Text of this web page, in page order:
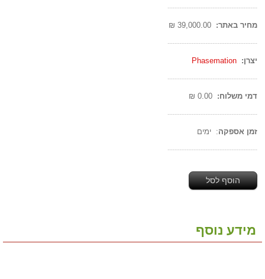
--------------------------------------
מחיר באתר:
--------------------------------------
יצרן: Phasemation
--------------------------------------
דמי משלוח:
--------------------------------------
זמן אספקה: ימים
--------------------------------------
הוסף לסל
מידע נוסף